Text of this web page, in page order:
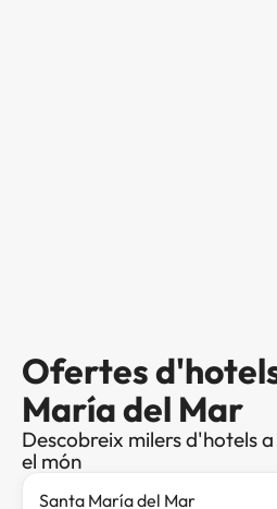
Ofertes
María del Mar
Descobreix milers d'hotels
el món